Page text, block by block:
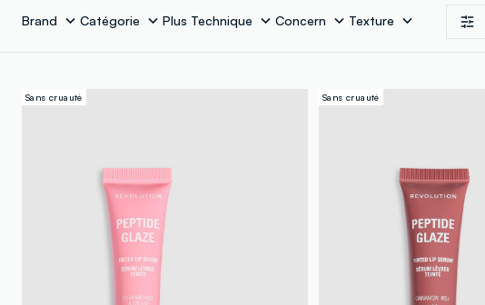
Brand Catégorie Plus Technique Concern Texture
Sans cruauté Sans cruauté